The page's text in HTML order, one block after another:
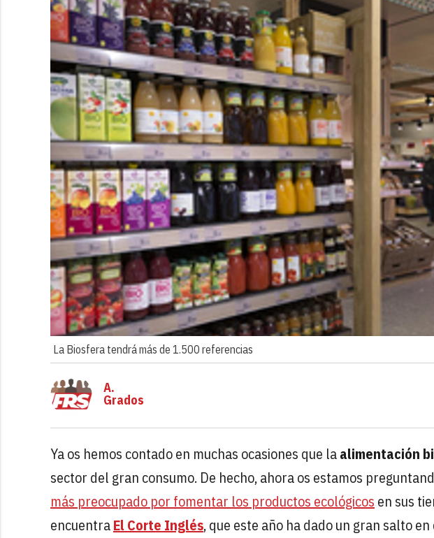
La Biosfera tendrá más de 1.500 referencias
A.
Grados
Ya os hemos contado en muchas ocasiones que laalimentación
sector del gran consumo. De hecho, ahora os estamos
más preocupado por fomentar los productos ecológicos en sus
encuentraEl Corte Inglés, que este año ha dado un gran salto